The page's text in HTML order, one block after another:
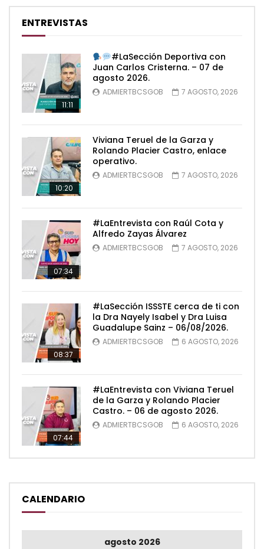
ENTREVISTAS
11:11
#LaSección Deportiva con
Juan Carlos Cristerna. – 07 de
agosto 2026.
ADMIERTBCSGOB 7 AGOSTO, 2026
10:20
Viviana Teruel de la Garza y
Rolando Placier Castro, enlace
operativo.
ADMIERTBCSGOB 7 AGOSTO, 2026
07:34
#LaEntrevista con Raúl Cota y
Alfredo Zayas Álvarez
ADMIERTBCSGOB 7 AGOSTO, 2026
08:37
#LaSección ISSSTE cerca de ti con
la Dra Nayely Isabel y Dra Luisa
Guadalupe Sainz – 06/08/2026.
ADMIERTBCSGOB 6 AGOSTO, 2026
07:44
#LaEntrevista con Viviana Teruel
de la Garza y Rolando Placier
Castro. – 06 de agosto 2026.
ADMIERTBCSGOB 6 AGOSTO, 2026
CALENDARIO
agosto 2026